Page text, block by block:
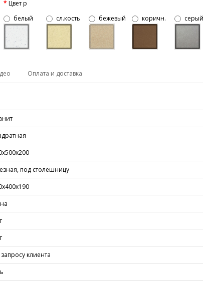
Цвет р
белый
сл.кость бежевый коричн. серый
Оплата и доставка
под столешницу
клиента